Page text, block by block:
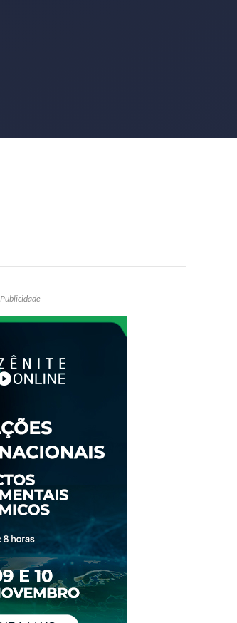
Publicidade